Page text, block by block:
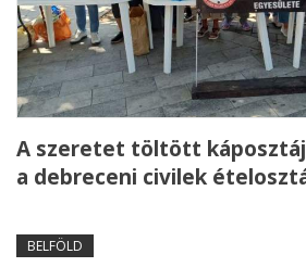
A szeretet töltött
a debreceni civilek
BELFÖLD